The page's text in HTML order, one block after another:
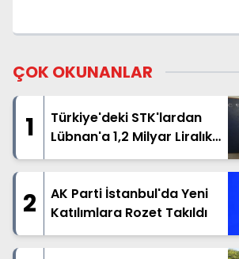
ÇOK OKUNANLAR
1
Türkiye'deki STK'lardan
Lübnan'a 1,2 Milyar Liralık
İnsani Yardım
2
AK Parti İstanbul'da Yeni
Katılımlara Rozet Takıldı